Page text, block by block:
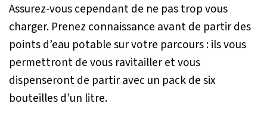
Assurez-vous cependant de ne pas trop vous
charger. Prenez connaissance avant de partir des
points d’eau potable sur votre parcours : ils vous
permettront de vous ravitailler et vous
dispenseront de partir avec un pack de six
bouteilles d’un litre.